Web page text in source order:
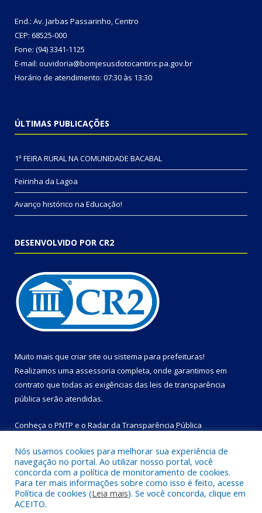
End.: Av. Jarbas Passarinho, Centro
CEP: 68525-000
Fone: (94) 3341-1125
E-mail: ouvidoria@bomjesusdotocantins.pa.gov.br
Horário de atendimento: 07:30 às 13:30
ÚLTIMAS PUBLICAÇÕES
1ª FEIRA RURAL NA COMUNIDADE BACABAL
Feirinha da Lagoa
Avanço histórico na Educação!
DESENVOLVIDO POR CR2
Muito mais que criar site ou sistema para prefeituras!
Realizamos uma assessoria completa, onde garantimos em
contrato que todas as exigências das leis de transparência
pública serão atendidas.
Conheça o PNTP e o Radar da Transparência Pública
Todos os direitos reservados a Prefeitura Municipal de Bom
Jesus do Tocantins.
Nós usamos cookies para melhorar sua experiência de
navegação no portal. Ao utilizar nosso portal, você
concorda com a política de monitoramento de cookies.
Para ter mais informações sobre como isso é feito, acesse
Política de cookies (Leia mais). Se você concorda, clique em
ACEITO.